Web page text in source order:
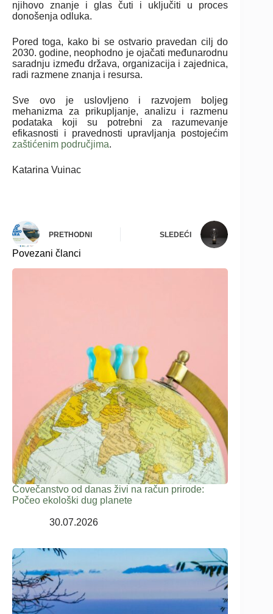
njihovo znanje i glas čuti i uključiti u proces
donošenja odluka.
Pored toga, kako bi se ostvario pravedan cilj do
2030. godine, neophodno je ojačati međunarodnu
saradnju između država, organizacija i zajednica,
radi razmene znanja i resursa.
Sve ovo je uslovljeno i razvojem boljeg
mehanizma za prikupljanje, analizu i razmenu
podataka koji su potrebni za razumevanje
efikasnosti i pravednosti upravljanja postojećim
zaštićenim područjima.
Katarina Vuinac
PRETHODNI SLEDEĆI
Povezani članci
Čovečanstvo od danas živi na račun prirode:
Počeo ekološki dug planete
30.07.2026